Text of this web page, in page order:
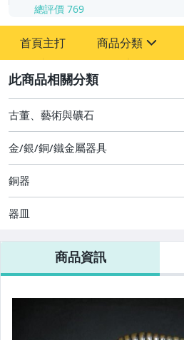
總評價 769
首頁主打 商品分類
古董、藝術與礦石
偶像、球員卡與郵幣
古董、藝術與礦石
金/銀/銅/鐵金屬器具
銅器
器皿
商品資訊